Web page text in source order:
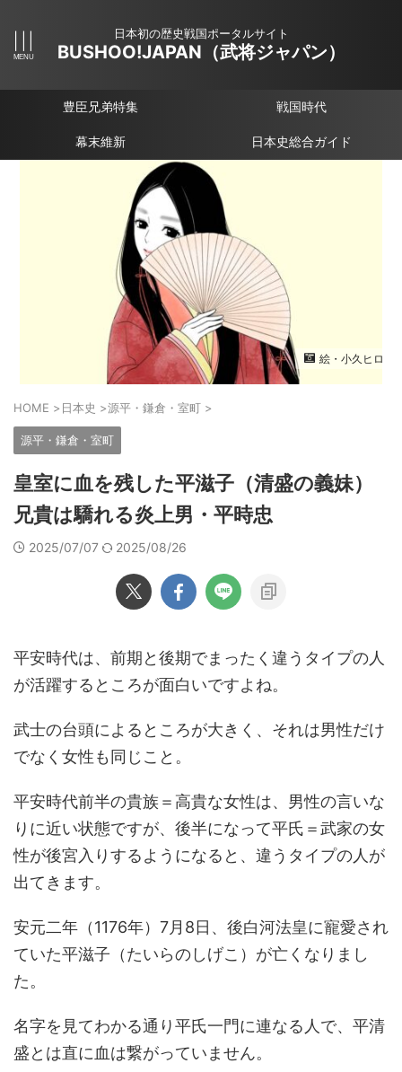
日本初の歴史戦国ポータルサイト
BUSHOO!JAPAN（武将ジャパン）
豊臣兄弟特集 戦国時代
幕末維新 日本史総合ガイド
絵・小久ヒロ
HOME > 日本史 >源平・鎌倉・室町 >
源平・鎌倉・室町
皇室に血を残した平滋子（清盛の義妹）
兄貴は驕れる炎上男・平時忠
2025/07/07 2025/08/26
平安時代は、前期と後期でまったく違うタイプの人
が活躍するところが面白いですよね。
武士の台頭によるところが大きく、それは男性だけ
でなく女性も同じこと。
平安時代前半の貴族＝高貴な女性は、男性の言いな
りに近い状態ですが、後半になって平氏＝武家の女
性が後宮入りするようになると、違うタイプの人が
出てきます。
安元二年（1176年）7月8日、後白河法皇に寵愛され
ていた平滋子（たいらのしげこ）が亡くなりまし
た。
名字を見てわかる通り平氏一門に連なる人で、平清
盛とは直に血は繋がっていません。